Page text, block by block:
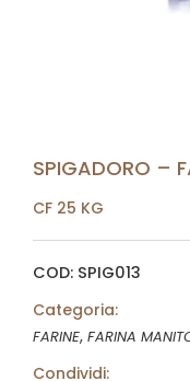
SPIGADORO –
CF 25 KG
COD: SPIG013
Categoria:
FARINE, FARINA
Condividi: